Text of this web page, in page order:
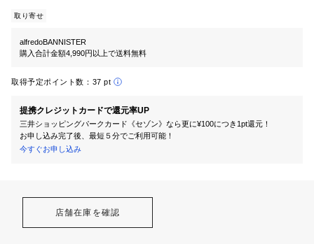
取り寄せ
alfredoBANNISTER
購入合計金額4,990円以上で送料無料
取得予定ポイント数： 37 pt
提携クレジットカードで還元率UP
三井ショッピングパークカード《セゾン》なら更に¥100につき1pt還元！
お申し込み完了後、最短５分でご利用可能！
今すぐお申し込み
店舗在庫を確認